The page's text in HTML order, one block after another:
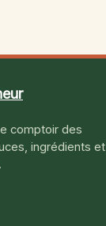
comptoir des
ingrédients et